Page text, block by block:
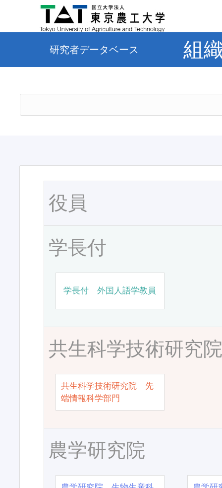
研究者データベース 組
役員
学長付
学長付 外国人語学教員
共生科学技術研究
共生科学技術研究院 先
端情報科学部門
農学研究院